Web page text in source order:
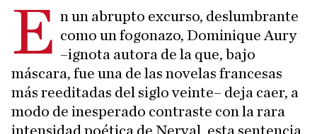
E n un abrupto excurso, deslumbrante
como un fogonazo, Dominique Aury
–ignota autora de la que, bajo
máscara, fue una de las novelas francesas
más reeditadas del siglo veinte– deja caer, a
modo de inesperado contraste con la rara
intensidad poética de Nerval, esta sentencia